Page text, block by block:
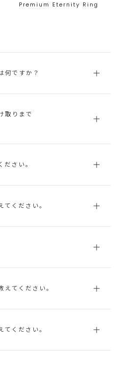
Premium Eternity Ring
何ですか？
取りまで
さい。
ください。
てください。
ください。